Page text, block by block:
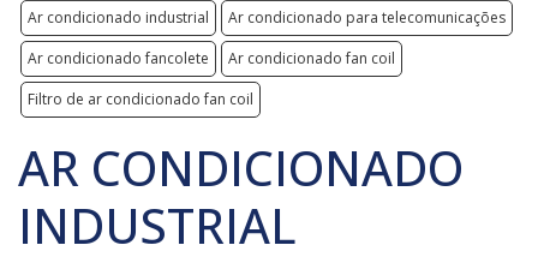
Ar condicionado industrial
Ar condicionado para telecomunicações
Ar condicionado fancolete
Ar condicionado fan coil
Filtro de ar condicionado fan coil
AR CONDICIONADO
INDUSTRIAL